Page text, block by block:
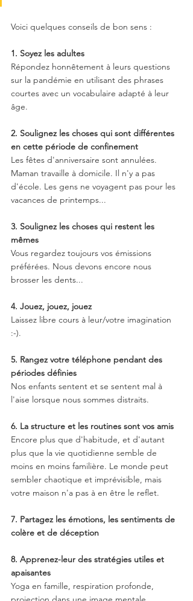
Voici quelques conseils de bon sens :
1. Soyez les adultes
Répondez honnêtement à leurs questions
sur la pandémie en utilisant des phrases
courtes avec un vocabulaire adapté à leur
âge.
2. Soulignez les choses qui sont différentes
en cette période de confinement
Les fêtes d'anniversaire sont annulées.
Maman travaille à domicile. Il n'y a pas
d'école. Les gens ne voyagent pas pour les
vacances de printemps...
3. Soulignez les choses qui restent les
mêmes
Vous regardez toujours vos émissions
préférées. Nous devons encore nous
brosser les dents...
4. Jouez, jouez, jouez
Laissez libre cours à leur/votre imagination
:-).
5. Rangez votre téléphone pendant des
périodes définies
Nos enfants sentent et se sentent mal à
l'aise lorsque nous sommes distraits.
6. La structure et les routines sont vos amis
Encore plus que d'habitude, et d'autant
plus que la vie quotidienne semble de
moins en moins familière. Le monde peut
sembler chaotique et imprévisible, mais
votre maison n'a pas à en être le reflet.
7. Partagez les émotions, les sentiments de
colère et de déception
8. Apprenez-leur des stratégies utiles et
apaisantes
Yoga en famille, respiration profonde,